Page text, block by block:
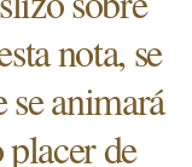
nota, se
animará
de